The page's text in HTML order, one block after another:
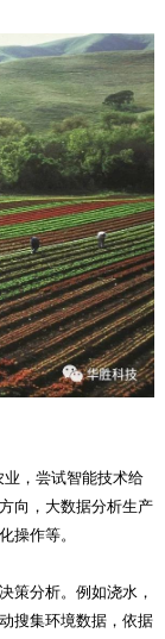
，尝试智能技术给
向，大数据分析生产
操作等。
策分析。例如浇水，
搜集环境数据，依据